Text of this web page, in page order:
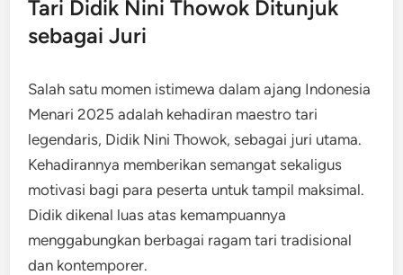
Tari Didik Nini Thowok Ditunjuk
sebagai Juri
Salah satu momen istimewa dalam ajang Indonesia
Menari 2025 adalah kehadiran maestro tari
legendaris, Didik Nini Thowok, sebagai juri utama.
Kehadirannya memberikan semangat sekaligus
motivasi bagi para peserta untuk tampil maksimal.
Didik dikenal luas atas kemampuannya
menggabungkan berbagai ragam tari tradisional
dan kontemporer.